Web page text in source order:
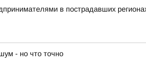
в пострадавших
- но что точно